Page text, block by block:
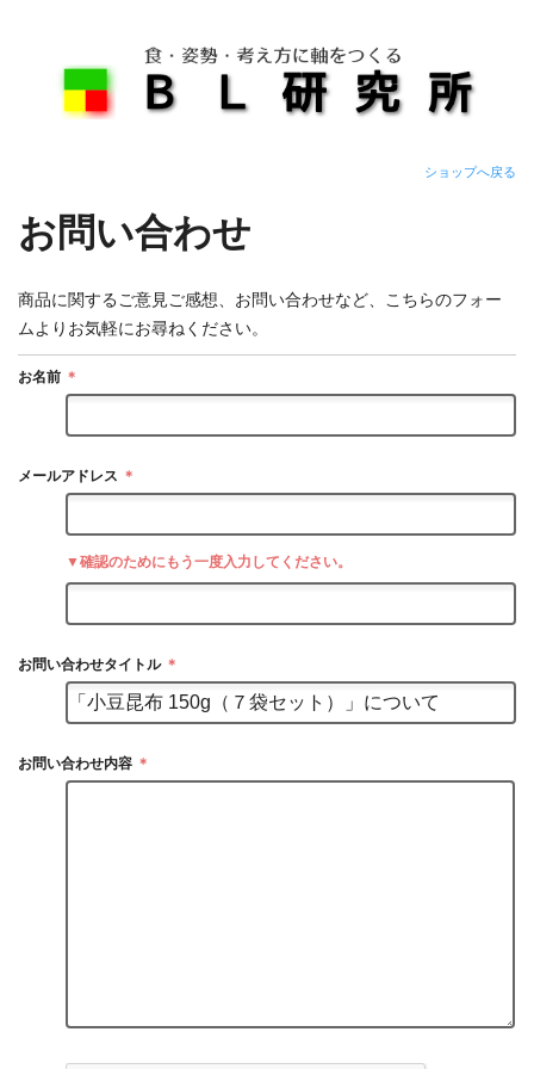
ショップへ戻る
お問い合わせ
商品に関するご意見ご感想、お問い合わせなど、こちらのフォー
ムよりお気軽にお尋ねください。
お名前 ＊
メールアドレス ＊
▼確認のためにもう一度入力してください。
お問い合わせタイトル ＊
お問い合わせ内容 ＊